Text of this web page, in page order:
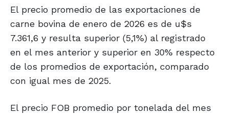
El precio promedio de las exportaciones de
carne bovina de enero de 2026 es de u$s
7.361,6 y resulta superior (5,1%) al registrado
en el mes anterior y superior en 30% respecto
de los promedios de exportación, comparado
con igual mes de 2025.
El precio FOB promedio por tonelada del mes